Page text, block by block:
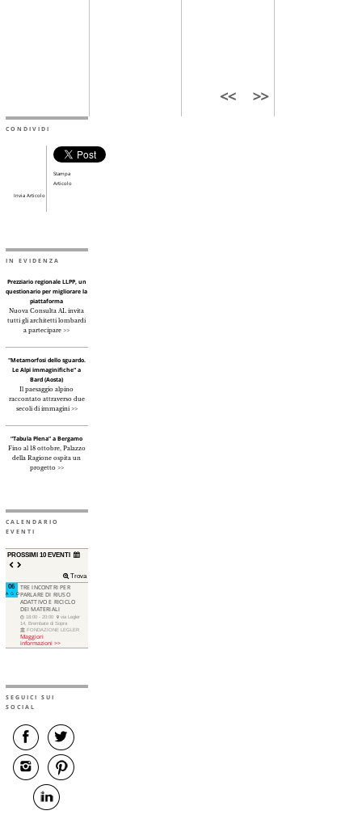
CONDIVIDI
Stampa
Articolo
Invia Articolo
IN EVIDENZA
Prezziario regionale LLPP, un
questionario per migliorare la
piattaforma
Nuova Consulta AL invita
tutti gli architetti lombardi
a partecipare >>
"Metamorfosi dello sguardo.
Le Alpi immaginifiche" a
Bard (Aosta)
Il paesaggio alpino
raccontato attraverso due
secoli di immagini >>
“Tabula Plena” a Bergamo
Fino al 18 ottobre, Palazzo
della Ragione ospita un
progetto >>
CALENDARIO
EVENTI
PROSSIMI 10 EVENTI
Trova
06
AGO
TRE INCONTRI PER
PARLARE DI RIUSO
ADATTIVO E RICICLO
DEI MATERIALI
18:00 - 20:00
via Legler
14, Brembate di Sopra
FONDAZIONE LEGLER
Maggiori
informazioni >>
SEGUICI SUI
SOCIAL